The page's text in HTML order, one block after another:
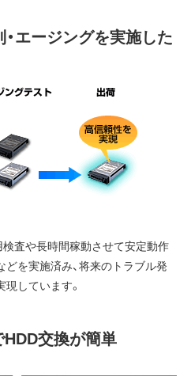
エージングを実施した
査や長時間稼動させて安定動作
を実施済み、将来のトラブル発
しています。
交換が簡単